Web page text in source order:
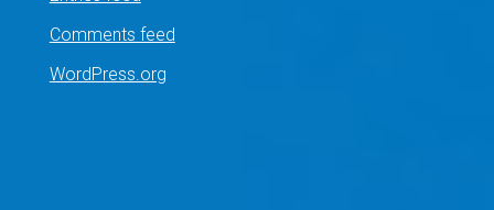
Comments feed
WordPress.org